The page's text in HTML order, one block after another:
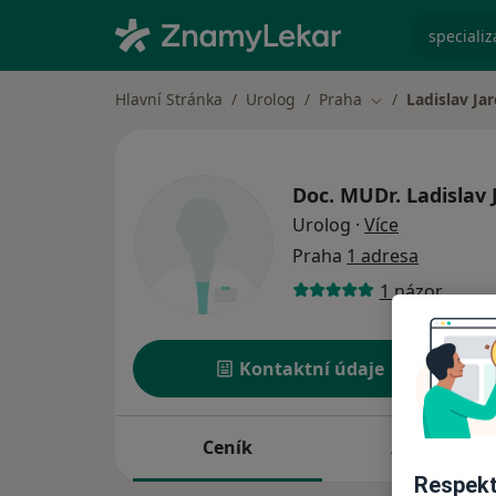
Hlavní Stránka Urolog Praha Změna města
Ladislav
Doc. MUDr. Ladislav
Urolog · Více
Praha 1 adresa
1 názor
Kontaktní údaje
Ceník Adresy